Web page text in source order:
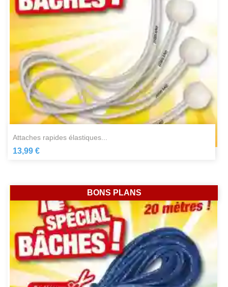
attaches rapides élastiques...
13,99 €
BONS PLANS